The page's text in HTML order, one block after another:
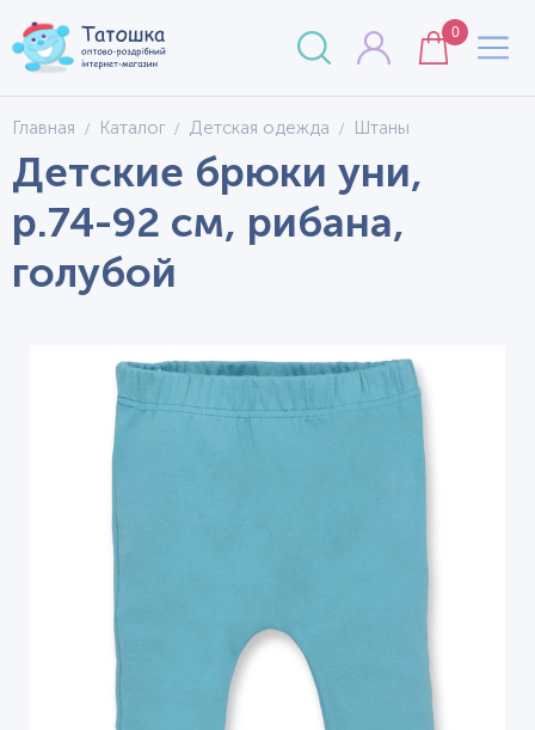
0
Главная Каталог Детская одежда Штаны
Детские брюки уни,
р.74-92 см, рибана,
голубой